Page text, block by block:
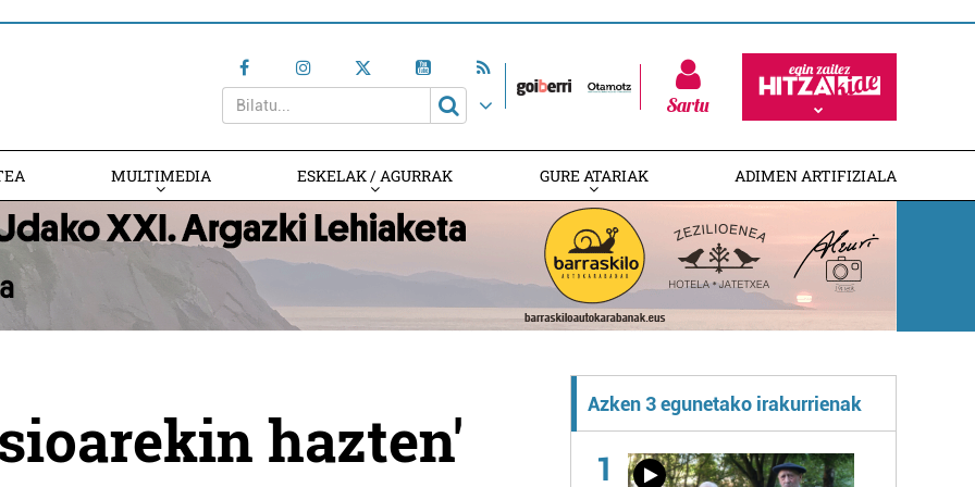
Sartu
MULTIMEDIA ESKELAK / AGURRAK GURE ATARIAK ADIMEN ARTIFIZIALA
hazten' Azken 3 egunetako irakurrienak
1